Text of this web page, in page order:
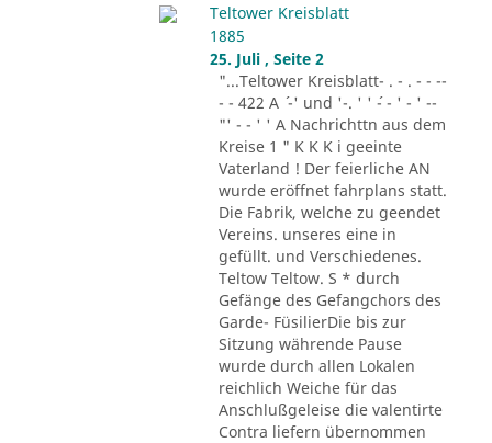
Teltower Kreisblatt
1885
25. Juli , Seite 2
"...Teltower Kreisblatt- . - . - - --
- - 422 A ´ -' und '-. ' ' ´- - ' - ' --
"' - - ' ' A Nachrichttn aus dem
Kreise 1 " K K K i geeinte
Vaterland ! Der feierliche AN
wurde eröffnet fahrplans statt.
Die Fabrik, welche zu geendet
Vereins. unseres eine in
gefüllt. und Verschiedenes.
Teltow Teltow. S * durch
Gefänge des Gefangchors des
Garde- FüsilierDie bis zur
Sitzung währende Pause
wurde durch allen Lokalen
reichlich Weiche für das
Anschlußgeleise die valentirte
Contra liefern übernommen